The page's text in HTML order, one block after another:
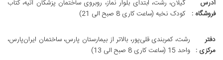
آدرس
فروشگاه :
گیلان، رشت، ابتدای بلوار نماز، روبروی ساختمان پزشکان آتیه، کتاب
کودک نخبه (ساعت کاری 8 صبح الی 21)
دفتر
مرکزی :
رشت، کمربندی قلی‌پور، بالاتر از بیمارستان پارس، ساختمان ایران‌پارس،
واحد 15 (ساعت کاری 8 صبح الی 13)